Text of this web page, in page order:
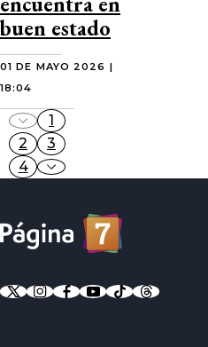
buen estado
01 DE MAYO 2026 |
18:04
1
2
3
4